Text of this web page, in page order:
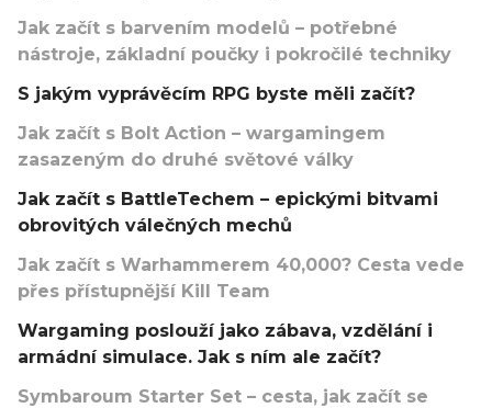
Jak začít s barvením modelů – potřebné
nástroje, základní poučky i pokročilé techniky
S jakým vyprávěcím RPG byste měli začít?
Jak začít s Bolt Action – wargamingem
zasazeným do druhé světové války
Jak začít s BattleTechem – epickými bitvami
obrovitých válečných mechů
Jak začít s Warhammerem 40,000? Cesta vede
přes přístupnější Kill Team
Wargaming poslouží jako zábava, vzdělání i
armádní simulace. Jak s ním ale začít?
Symbaroum Starter Set – cesta, jak začít se